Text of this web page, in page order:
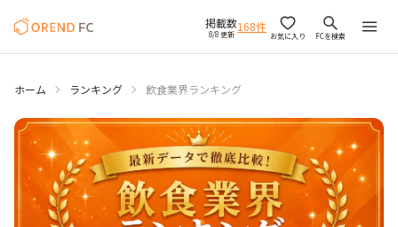
掲載数
8/8 更新 168件
お気に入り FCを検索
ホーム ランキング 飲食業界ランキング
飲食業界フランチャイズ人気ランキング